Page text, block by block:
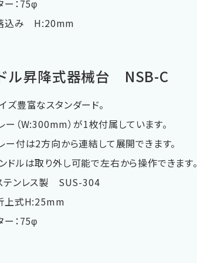
ー：75φ
落込み H:20mm
ル昇降式器械台 NSB-C
ズ豊富なスタンダード。
ー（W:300mm）が1枚付属しています。
ー付は2方向から連結して展開できます。
ドルは取り外し可能で左右から操作できます。
ステンレス製 SUS-304
上式H:25mm
ター：75φ